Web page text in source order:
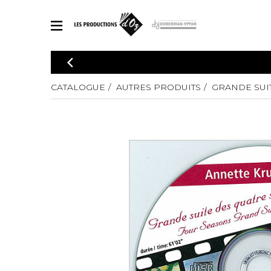
CATALOGUE
Explorez notre catalogue de partitions riche en œuvres originales
en arrangements de qualité.
PARTITIONS POUR GUITARE
PARTITIONS POUR AUTRES INSTRUMENTS
PARTITIONS POUR ENSEMBLES
arrangements de qualité.
2
4
5
Guitare
CATALOGUE AUTRES PRODUITS GRANDE